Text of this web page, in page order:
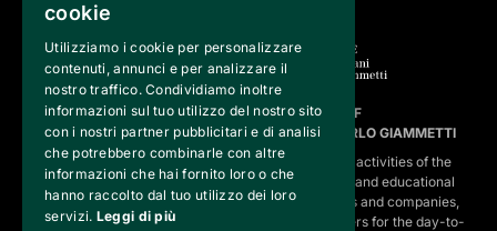
FVG SERVICES SRL ON BEHALF OF
FONDAZIONE VALENTINO GARAVANI E GIANCARLO GIAMMETTI
is the operational entity that implements the core activities of the
Fondazione, developing strategies for the cultural and educational
program, establishing partnerships with institutions and companies,
and hiring the relevant staff, consultants and suppliers for the day-to-
cookie
Utilizziamo i cookie per personalizzare
contenuti, annunci e per analizzare il
nostro traffico. Condividiamo inoltre
informazioni sul tuo utilizzo del nostro sito
con i nostri partner pubblicitari e di analisi
che potrebbero combinarle con altre
informazioni che hai fornito loro o che
hanno raccolto dal tuo utilizzo dei loro
servizi. Leggi di più